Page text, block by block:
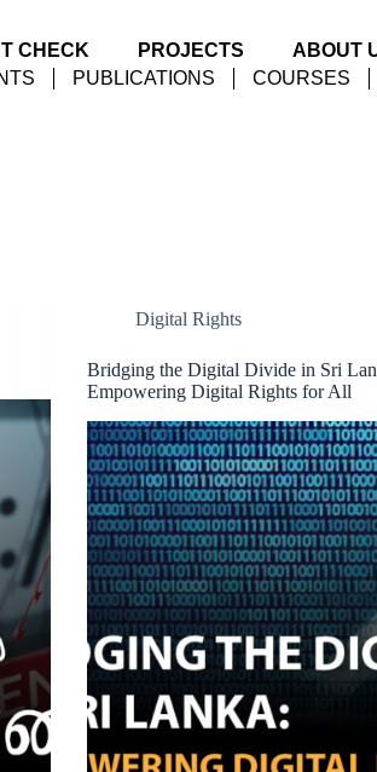
CHECK PROJECTS ABOUT
PUBLICATIONS COURSES
Digital Rights
Bridging the Digital Divide in Sri
Empowering Digital Rights for All